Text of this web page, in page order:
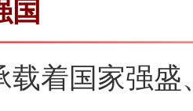
国
国家强盛